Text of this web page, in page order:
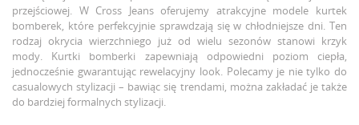
przejściowej. W Cross Jeans oferujemy atrakcyjne modele kurtek
bomberek, które perfekcyjnie sprawdzają się w chłodniejsze dni. Ten
rodzaj okrycia wierzchniego już od wielu sezonów stanowi krzyk
mody. Kurtki bomberki zapewniają odpowiedni poziom ciepła,
jednocześnie gwarantując rewelacyjny look. Polecamy je nie tylko do
casualowych stylizacji – bawiąc się trendami, można zakładać je także
do bardziej formalnych stylizacji.